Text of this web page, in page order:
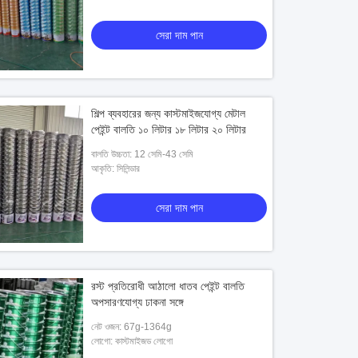
সেরা দাম পান
শিল্প ব্যবহারের জন্য কাস্টমাইজযোগ্য মেটাল
পেইন্ট বালতি ১০ লিটার ১৮ লিটার ২০ লিটার
বালতি উচ্চতা: 12 সেমি-43 সেমি
আকৃতি: সিলিন্ডার
সেরা দাম পান
রস্ট প্রতিরোধী আঠালো ধাতব পেইন্ট বালতি
অপসারণযোগ্য ঢাকনা সঙ্গে
নেট ওজন: 67g-1364g
লোগো: কাস্টমাইজড লোগো